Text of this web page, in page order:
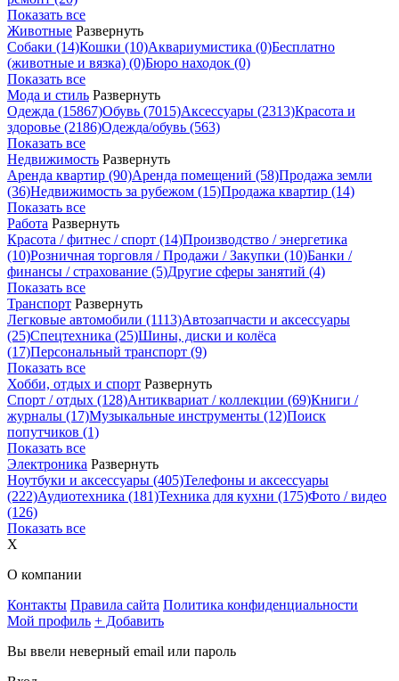
Показать все
Животные Развернуть
Собаки (14)Кошки (10)Аквариумистика (0)Бесплатно
(животные и вязка) (0)Бюро находок (0)
Показать все
Мода и стиль Развернуть
Одежда (15867)Обувь (7015)Аксессуары (2313)Красота и
здоровье (2186)Одежда/обувь (563)
Показать все
Недвижимость Развернуть
Аренда квартир (90)Аренда помещений (58)Продажа земли
(36)Недвижимость за рубежом (15)Продажа квартир (14)
Показать все
Работа Развернуть
Красота / фитнес / спорт (14)Производство / энергетика
(10)Розничная торговля / Продажи / Закупки (10)Банки /
финансы / страхование (5)Другие сферы занятий (4)
Показать все
Транспорт Развернуть
Легковые автомобили (1113)Автозапчасти и аксессуары
(25)Спецтехника (25)Шины, диски и колёса
(17)Персональный транспорт (9)
Показать все
Хобби, отдых и спорт Развернуть
Спорт / отдых (128)Антиквариат / коллекции (69)Книги /
журналы (17)Музыкальные инструменты (12)Поиск
попутчиков (1)
Показать все
Электроника Развернуть
Ноутбуки и аксессуары (405)Телефоны и аксессуары
(222)Аудиотехника (181)Техника для кухни (175)Фото / видео
(126)
Показать все
X
О компании
Контакты Правила сайта Политика конфиденциальности
Мой профиль + Добавить
Вы ввели неверный email или пароль